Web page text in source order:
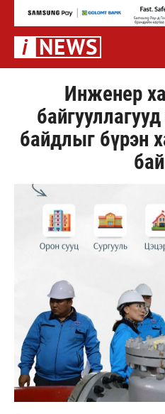
Инженер
байдлыг бүрэн